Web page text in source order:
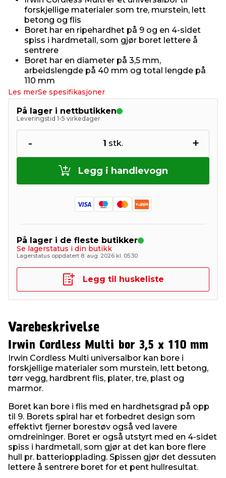
forskjellige materialer som tre, murstein, lett
betong og flis
Boret har en ripehardhet på 9 og en 4-sidet
spiss i hardmetall, som gjør boret lettere å
sentrere
Boret har en diameter på 3,5 mm,
arbeidslengde på 40 mm og total lengde på
110 mm
Les merSe spesifikasjoner
På lager i nettbutikken
Leveringstid 1-5 virkedager
- 1 stk. +
Legg i handlevogn
På lager i de fleste butikker
Se lagerstatus i din butikk
Lagerstatus oppdatert 8. aug. 2026 kl. 05:30
Legg til huskeliste
Varebeskrivelse
Irwin Cordless Multi bor 3,5 x 110 mm
Irwin Cordless Multi universalbor kan bore i
forskjellige materialer som murstein, lett betong,
tørr vegg, hardbrent flis, plater, tre, plast og
marmor.
Boret kan bore i flis med en hardhetsgrad på opp
til 9. Borets spiral har et forbedret design som
effektivt fjerner borestøv også ved lavere
omdreininger. Boret er også utstyrt med en 4-sidet
spiss i hardmetall, som gjør at det kan bore flere
hull pr. batteriopplading. Spissen gjør det dessuten
lettere å sentrere boret for et pent hullresultat.